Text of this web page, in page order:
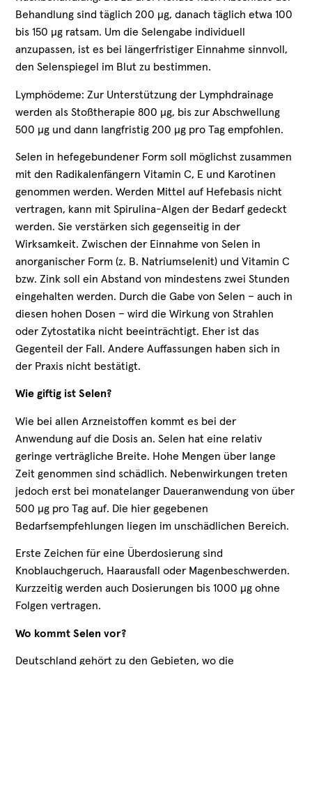
Behandlung sind täglich 200 µg, danach täglich etwa 100
bis 150 µg ratsam. Um die Selengabe individuell
anzupassen, ist es bei längerfristiger Einnahme sinnvoll,
den Selenspiegel im Blut zu bestimmen.
Lymphödeme: Zur Unterstützung der Lymphdrainage
werden als Stoßtherapie 800 µg, bis zur Abschwellung
500 µg und dann langfristig 200 µg pro Tag empfohlen.
Selen in hefegebundener Form soll möglichst zusammen
mit den Radikalenfängern Vitamin C, E und Karotinen
genommen werden. Werden Mittel auf Hefebasis nicht
vertragen, kann mit Spirulina-Algen der Bedarf gedeckt
werden. Sie verstärken sich gegenseitig in der
Wirksamkeit. Zwischen der Einnahme von Selen in
anorganischer Form (z. B. Natriumselenit) und Vitamin C
bzw. Zink soll ein Abstand von mindestens zwei Stunden
eingehalten werden. Durch die Gabe von Selen – auch in
diesen hohen Dosen – wird die Wirkung von Strahlen
oder Zytostatika nicht beeinträchtigt. Eher ist das
Gegenteil der Fall. Andere Auffassungen haben sich in
der Praxis nicht bestätigt.
Wie giftig ist Selen?
Wie bei allen Arzneistoffen kommt es bei der
Anwendung auf die Dosis an. Selen hat eine relativ
geringe verträgliche Breite. Hohe Mengen über lange
Zeit genommen sind schädlich. Nebenwirkungen treten
jedoch erst bei monatelanger Daueranwendung von über
500 µg pro Tag auf. Die hier gegebenen
Bedarfsempfehlungen liegen im unschädlichen Bereich.
Erste Zeichen für eine Überdosierung sind
Knoblauchgeruch, Haarausfall oder Magenbeschwerden.
Kurzzeitig werden auch Dosierungen bis 1000 µg ohne
Folgen vertragen.
Wo kommt Selen vor?
Deutschland gehört zu den Gebieten, wo die